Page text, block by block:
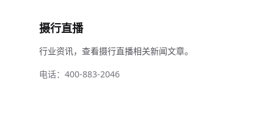
摄行直播
行业资讯，查看摄行直播相关新闻文章。
电话：400-883-2046